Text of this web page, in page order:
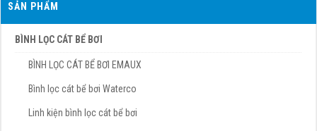
SẢN PHẨM
BÌNH LỌC CÁT BỂ BƠI
BÌNH LỌC CÁT BỂ BƠI EMAUX
Bình lọc cát bể bơi Waterco
Linh kiện bình lọc cát bể bơi